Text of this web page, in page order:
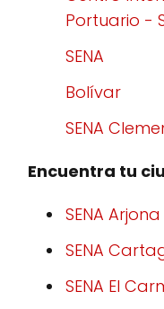
Portuario -
SENA
Bolívar
SENA
Encuentra tu
SENA Arjona
SENA
SENA El